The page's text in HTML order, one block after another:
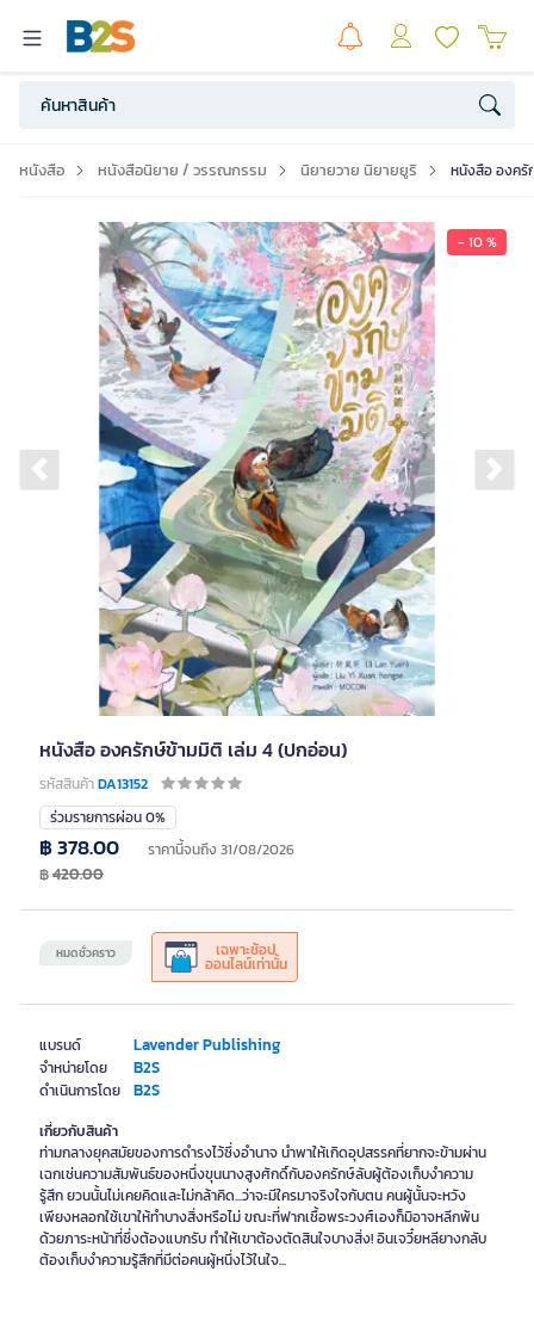
หนังสือ หนังสือนิยาย / วรรณกรรม นิยายวาย นิยายยูริ หนังสือ องครั
- 10 %
Previous slide
หนังสือ องครักษ์ข้ามมิติ เล่ม 4 (ปกอ่อน)
รหัสสินค้าDA13152
แบรนด์ Lavender Publishing
จำหน่ายโดย B2S
ดำเนินการโดย B2S
ร่วมรายการผ่อน 0%
หมดชั่วคราว เฉพาะช้อป
ออนไลน์เท่านั้น
฿ 378.00 ราคานี้จนถึง 31/08/2026
฿420.00
เกี่ยวกับสินค้า
ท่ามกลางยุคสมัยของการดำรงไว้ซึ่งอำนาจ นำพาให้เกิดอุปสรรคที่ยากจะข้ามผ่าน
เฉกเช่นความสัมพันธ์ของหนึ่งขุนนางสูงศักดิ์กับองครักษ์ลับผู้ต้องเก็บงำความ
รู้สึก ยวนนั้นไม่เคยคิดและไม่กล้าคิด...ว่าจะมีใครมาจริงใจกับตน คนผู้นั้นจะหวัง
เพียงหลอกใช้เขาให้ทำบางสิ่งหรือไม่ ขณะที่ฟากเชื้อพระวงศ์เองก็มิอาจหลีกพ้น
ด้วยภาระหน้าที่ซึ่งต้องแบกรับ ทำให้เขาต้องตัดสินใจบางสิ่ง! อินเจวี๋ยหลียางกลับ
ต้องเก็บงำความรู้สึกที่มีต่อคนผู้หนึ่งไว้ในใจ...